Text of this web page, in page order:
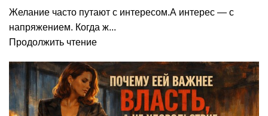
Желание часто путают с интересом.А интерес — с
напряжением. Когда ж...
Продолжить чтение